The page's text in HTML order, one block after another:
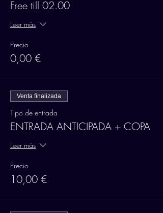
Free till 02.00
Leer más
Precio
0,00 €
Venta finalizada
Tipo de entrada
ENTRADA ANTICIPADA + COPA
Leer más
Precio
10,00 €